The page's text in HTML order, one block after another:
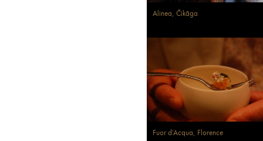
Alinea, Čikāga
Fuor d'Acqua, Florence